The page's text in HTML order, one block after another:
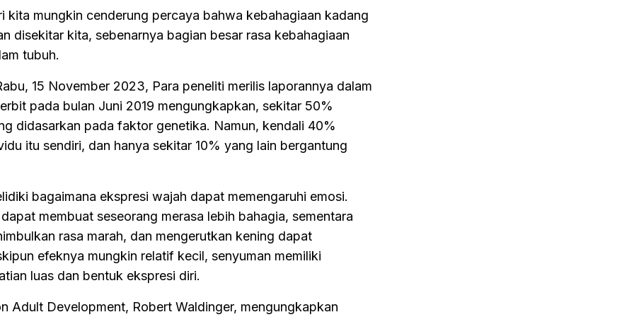
kita mungkin cenderung percaya bahwa kebahagiaan kadang
disekitar kita, sebenarnya bagian besar rasa kebahagiaan
tubuh.
15 November 2023, Para peneliti merilis laporannya dalam
pada bulan Juni 2019 mengungkapkan, sekitar 50%
didasarkan pada faktor genetika. Namun, kendali 40%
itu sendiri, dan hanya sekitar 10% yang lain bergantung
bagaimana ekspresi wajah dapat memengaruhi emosi.
membuat seseorang merasa lebih bahagia, sementara
rasa marah, dan mengerutkan kening dapat
efeknya mungkin relatif kecil, senyuman memiliki
luas dan bentuk ekspresi diri.
Adult Development, Robert Waldinger, mengungkapkan